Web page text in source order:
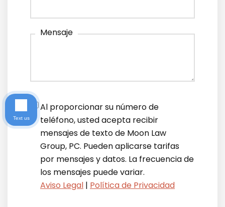
Mensaje
Al proporcionar su número de
teléfono, usted acepta recibir
mensajes de texto de Moon Law
Group, PC. Pueden aplicarse tarifas
por mensajes y datos. La frecuencia de
los mensajes puede variar.
Aviso Legal | Política de Privacidad
Text us